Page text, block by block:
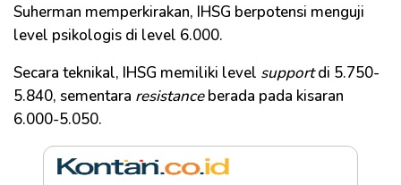
Suherman memperkirakan, IHSG berpotensi menguji
level psikologis di level 6.000.
Secara teknikal, IHSG memiliki level supportdi 5.750-
5.840, sementara resistanceberada pada kisaran
6.000-5.050.